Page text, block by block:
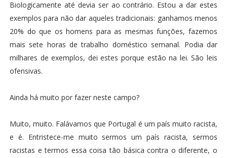
Biologicamente até devia ser ao contrário. Estou a dar estes
exemplos para não dar aqueles tradicionais: ganhamos menos
20% do que os homens para as mesmas funções, fazemos
mais sete horas de trabalho doméstico semanal. Podia dar
milhares de exemplos, dei estes porque estão na lei. São leis
ofensivas.
Ainda há muito por fazer neste campo?
Muito, muito. Falávamos que Portugal é um país muito racista,
e é. Entristece-me muito sermos um país racista, sermos
racistas e termos essa coisa tão básica contra o diferente, o